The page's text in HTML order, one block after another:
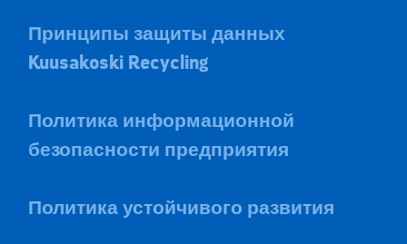
Принципы защиты данных
Kuusakoski Recycling
Политика информационной
безопасности предприятия
Политика устойчивого развития